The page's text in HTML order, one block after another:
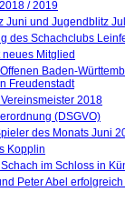
/ 2019
Juni und Jugendblitz
des Schachclubs
Mitglied
Baden-
Freudenstadt
2018
(DSGVO)
des Monats Juni
Kopplin
im Schloss in
Peter Abel